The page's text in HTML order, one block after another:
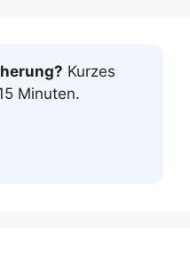
Kurzes
Minuten.